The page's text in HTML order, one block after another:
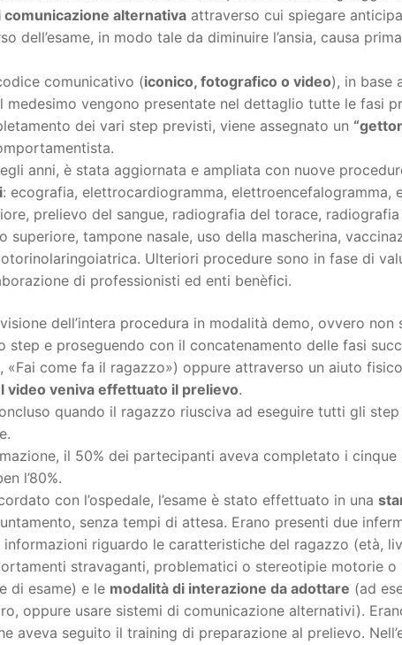
comunicazione alternativa attraverso cui spiegare
dell’esame, in modo tale da diminuire l’ansia, causa
comunicativo (iconico, fotografico o video), in base
medesimo vengono presentate nel dettaglio tutte le fasi
dei vari step previsti, viene assegnato un
anni, è stata aggiornata e ampliata con nuove
: ecografia, elettrocardiogramma, elettroencefalogramma,
prelievo del sangue, radiografia del torace, radiografia
superiore, tampone nasale, uso della mascherina,
Ulteriori procedure sono in fase di
di professionisti ed enti benèfici.
dell’intera procedura in modalità demo, ovvero non
step e proseguendo con il concatenamento delle fasi
«Fai come fa il ragazzo») oppure attraverso un aiuto
video veniva effettuato il prelievo.
quando il ragazzo riusciva ad eseguire tutti gli
il 50% dei partecipanti aveva completato i
l’80%.
con l’ospedale, l’esame è stato effettuato in una
senza tempi di attesa. Erano presenti due
riguardo le caratteristiche del ragazzo (età,
stravaganti, problematici o stereotipie motorie o
di esame) e le modalità di interazione da adottare (ad
oppure usare sistemi di comunicazione alternativi).
aveva seguito il training di preparazione al prelievo.